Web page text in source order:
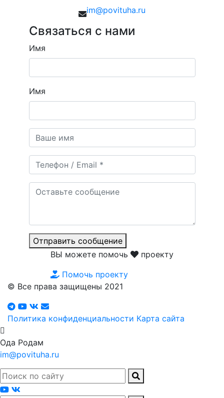
im@povituha.ru
Связаться с нами
Имя
Имя
Отправить сообщение
ВЫ можете помочь
проекту
Помочь проекту
© Все права защищены 2021
Политика конфиденциальности Карта сайта
Ода Родам
im@povituha.ru